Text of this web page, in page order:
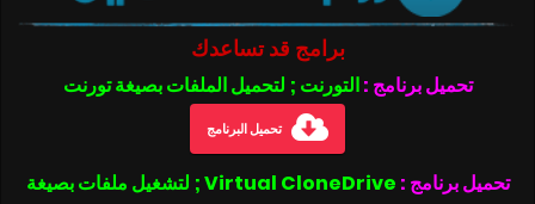
برامج قد تساعدك
تحميل برنامج :التورنت ; لتحميل الملفات بصيغة تورنت
تحميل البرنامج
تحميل برنامج :
Virtual CloneDrive ; لتشغيل ملفات بصيغة